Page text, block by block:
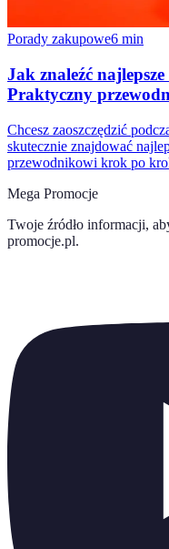
Porady zakupowe6 min
Jak znaleźć
Praktyczny
Chcesz zaoszczędzić
skutecznie znajdować
przewodnikowi krok po
Mega Promocje
Twoje źródło informacji,
promocje.pl.